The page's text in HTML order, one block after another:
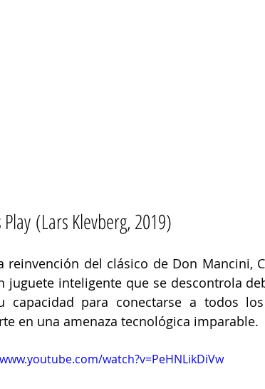
Play (Lars Klevberg, 2019)
reinvención del clásico de Don Mancini,
juguete inteligente que se descontrola
capacidad para conectarse a todos
en una amenaza tecnológica imparable.
watch?v=PeHNLikDiVw